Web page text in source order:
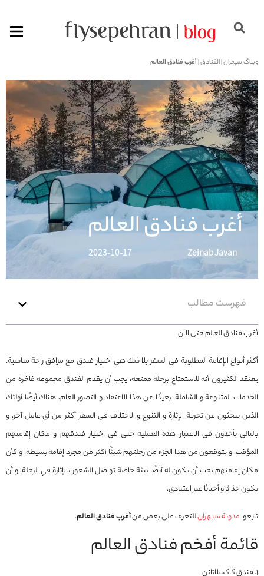
وبلاگ سپهران|الفنادق|أغرب فنادق العالم
أغرب فنادق العالم
Zeinab Javan
2023-10-17
فهرست مطالب
أغرب فنادق العالم حتى الآن
أكثر أنواع الإقامة المطلوبة في السفر بلا شك هي اختيار فندق مع مرافق راحة مناسبة.
يعتقد الكثيرون أنه للاستمتاع برحلة ممتعة، يجب أن يقدم الفندق مجموعة فاخرة من
الخدمات المتنوعة و الشاملة. بعيدًا عن هذا الاعتقاد و التصور العام، هناك أيضًا أولئك
الذين يبحثون عن تجربة الإثارة و التنوع و الاختلاف في السفر أكثر من أي عامل آخر، و
بالتالي يأخذون في الاعتبار هذه العملية حتى في اختيار فندقهم و مكان إقامتهم
المؤقت، و يتوقعون من هذا الجزء من رحلتهم شيئًا أكثر من مجرد إقامة بسيطة، و كأن
مكان إقامتهم يجب أن يكون له أيضًا بيئة خاصة تواصل الشعور بالإثارة في الرحلة، و أن
يكون جذابًا و أحيانًا غير اعتيادي.
تابعوامدونة سبهرانللتعرف على بعض منأغرب فنادق العالم.
قائمة أفخم فنادق العالم
1. فندق كاكسلاتانن